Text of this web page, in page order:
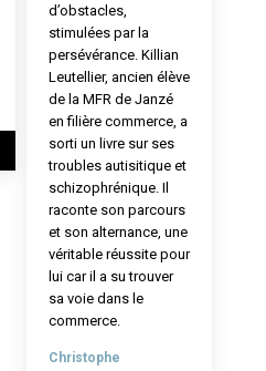
d’obstacles,
stimulées par la
persévérance. Killian
Leutellier, ancien élève
de la MFR de Janzé
en filière commerce, a
sorti un livre sur ses
troubles autisitique et
schizophrénique. Il
raconte son parcours
et son alternance, une
véritable réussite pour
lui car il a su trouver
sa voie dans le
commerce.
Christophe